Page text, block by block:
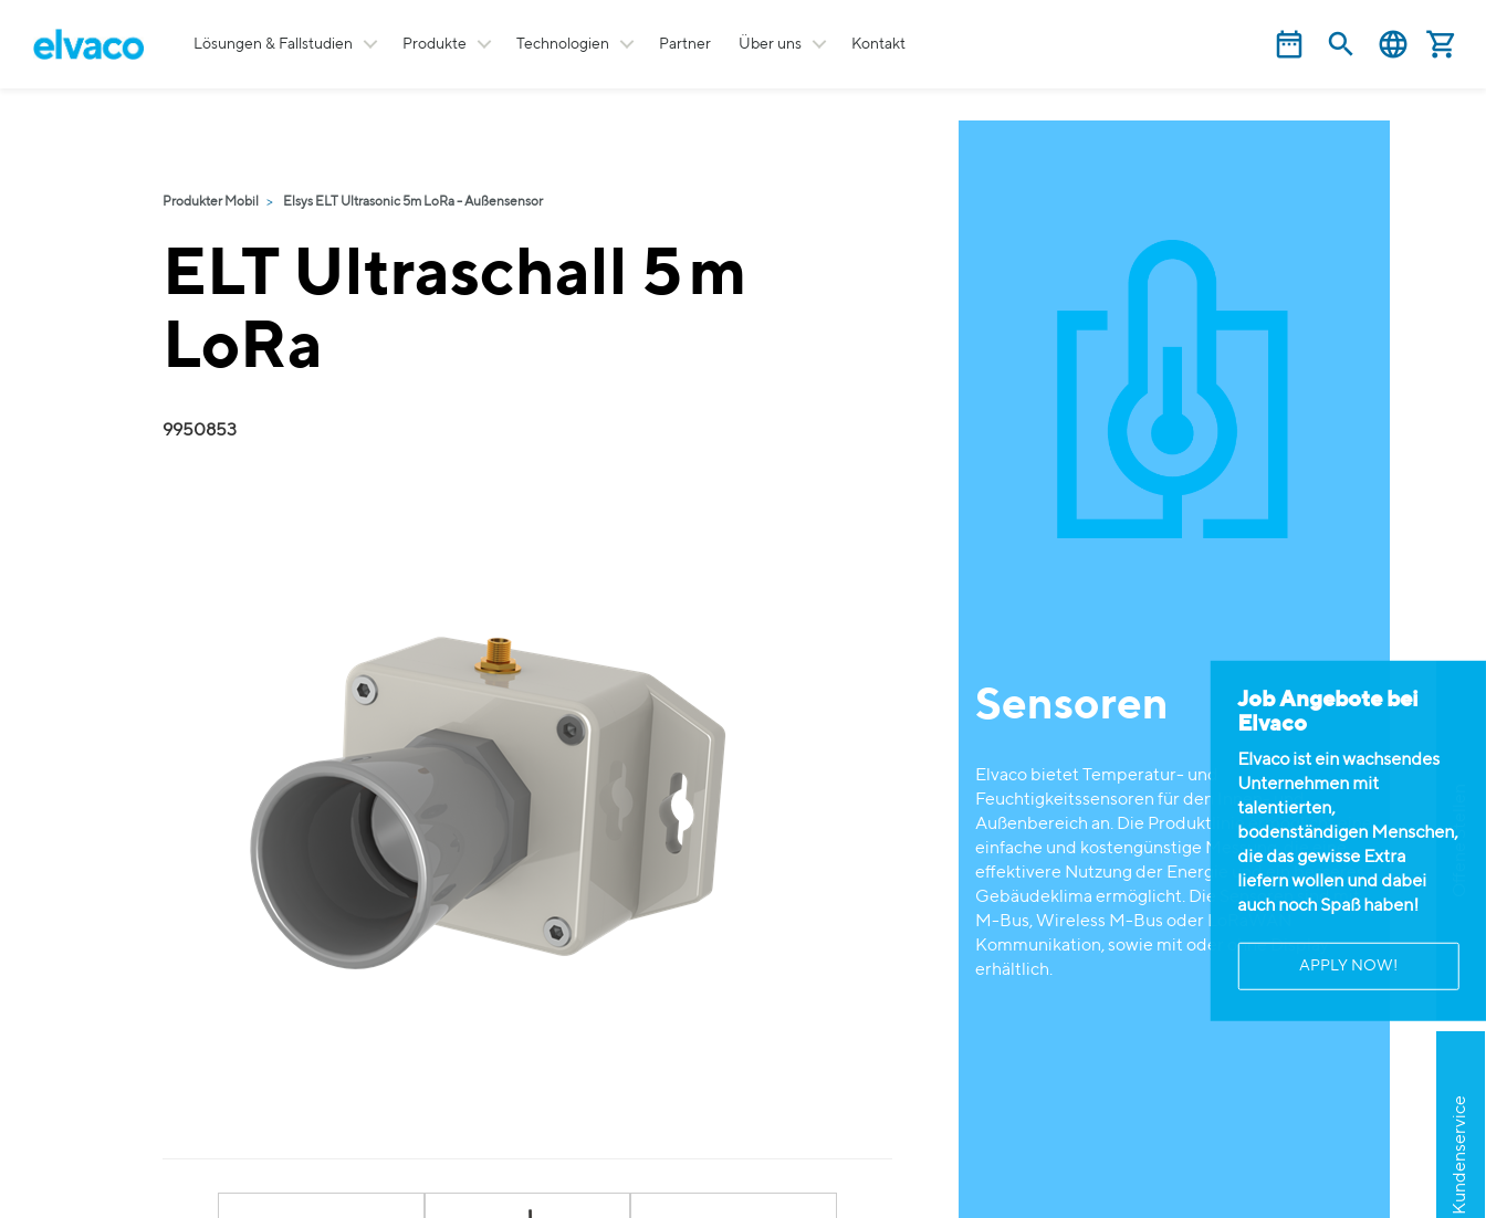
Lösungen & Fallstudien Produkte Technologien Partner Über uns Kontakt
Kundenservice
Offene Stellen
Job Angebote bei
Elvaco
Elvaco ist ein wachsendes
Unternehmen mit
talentierten,
bodenständigen Menschen,
die das gewisse Extra
liefern wollen und dabei
auch noch Spaß haben!
APPLY NOW!
Produkter Mobil Elsys ELT Ultrasonic 5m LoRa - Außensensor
ELT Ultraschall 5 m
LoRa
9950853
Sensoren
Elvaco bietet Temperatur- und
Feuchtigkeitssensoren für den Innen- und
Außenbereich an. Die Produktlinie ermöglicht eine
einfache und kostengünstige Messung, die eine
effektivere Nutzung der Energie und ein besseres
Gebäudeklima ermöglicht. Die Sensoren sind mit
M-Bus, Wireless M-Bus oder LoRaWAN
Kommunikation, sowie mit oder ohne Display
erhältlich.